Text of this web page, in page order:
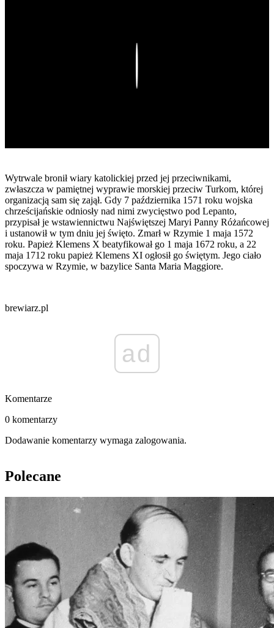
Wytrwale bronił wiary katolickiej przed jej przeciwnikami,
zwłaszcza w pamiętnej wyprawie morskiej przeciw Turkom, której
organizacją sam się zajął. Gdy 7 października 1571 roku wojska
chrześcijańskie odniosły nad nimi zwycięstwo pod Lepanto,
przypisał je wstawiennictwu Najświętszej Maryi Panny Różańcowej
i ustanowił w tym dniu jej święto. Zmarł w Rzymie 1 maja 1572
roku. Papież Klemens X beatyfikował go 1 maja 1672 roku, a 22
maja 1712 roku papież Klemens XI ogłosił go świętym. Jego ciało
spoczywa w Rzymie, w bazylice Santa Maria Maggiore.
brewiarz.pl
ad
Komentarze
0 komentarzy
Dodawanie komentarzy wymaga zalogowania.
Polecane